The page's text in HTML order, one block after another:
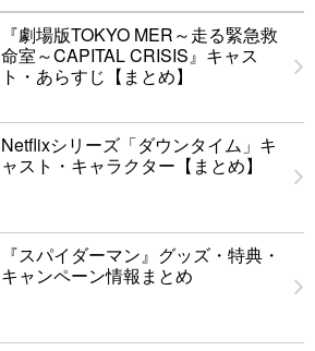
『劇場版TOKYO MER～走る緊急救
命室～CAPITAL CRISIS』キャス
ト・あらすじ【まとめ】
Netflixシリーズ「ダウンタイム」キ
ャスト・キャラクター【まとめ】
『スパイダーマン』グッズ・特典・
キャンペーン情報まとめ